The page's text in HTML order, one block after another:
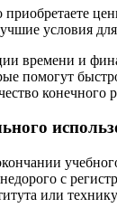
условия
времени и
помогут
конечного
с
или